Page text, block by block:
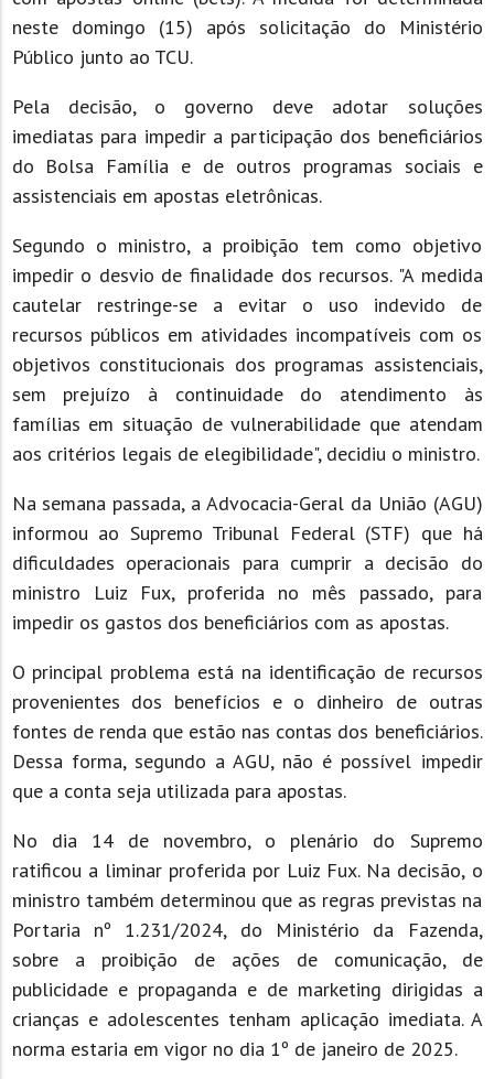
neste domingo (15) após solicitação do Ministério
Público junto ao TCU.
Pela decisão, o governo deve adotar soluções
imediatas para impedir a participação dos beneficiários
do Bolsa Família e de outros programas sociais e
assistenciais em apostas eletrônicas.
Segundo o ministro, a proibição tem como objetivo
impedir o desvio de finalidade dos recursos. "A medida
cautelar restringe-se a evitar o uso indevido de
recursos públicos em atividades incompatíveis com os
objetivos constitucionais dos programas assistenciais,
sem prejuízo à continuidade do atendimento às
famílias em situação de vulnerabilidade que atendam
aos critérios legais de elegibilidade", decidiu o ministro.
Na semana passada, a Advocacia-Geral da União (AGU)
informou ao Supremo Tribunal Federal (STF) que há
dificuldades operacionais para cumprir a decisão do
ministro Luiz Fux, proferida no mês passado, para
impedir os gastos dos beneficiários com as apostas.
O principal problema está na identificação de recursos
provenientes dos benefícios e o dinheiro de outras
fontes de renda que estão nas contas dos beneficiários.
Dessa forma, segundo a AGU, não é possível impedir
que a conta seja utilizada para apostas.
No dia 14 de novembro, o plenário do Supremo
ratificou a liminar proferida por Luiz Fux. Na decisão, o
ministro também determinou que as regras previstas na
Portaria nº 1.231/2024, do Ministério da Fazenda,
sobre a proibição de ações de comunicação, de
publicidade e propaganda e de marketing dirigidas a
crianças e adolescentes tenham aplicação imediata. A
norma estaria em vigor no dia 1º de janeiro de 2025.